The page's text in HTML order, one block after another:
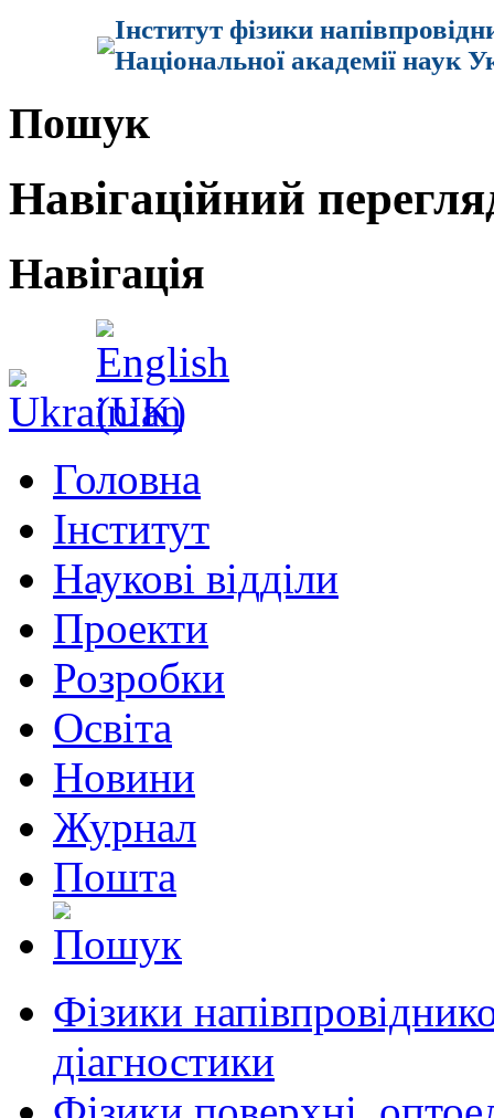
Інститут фізики
Національної академії наук
Пошук
Навігаційний
Навігація
Головна
Інститут
Наукові відділи
Проекти
Розробки
Освіта
Новини
Журнал
Пошта
Фізики
діагностики